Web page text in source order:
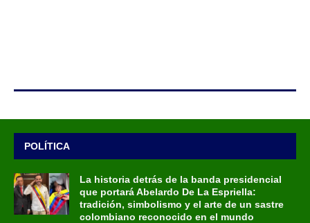
POLÍTICA
La historia detrás de la banda presidencial
que portará Abelardo De La Espriella:
tradición, simbolismo y el arte de un sastre
colombiano reconocido en el mundo